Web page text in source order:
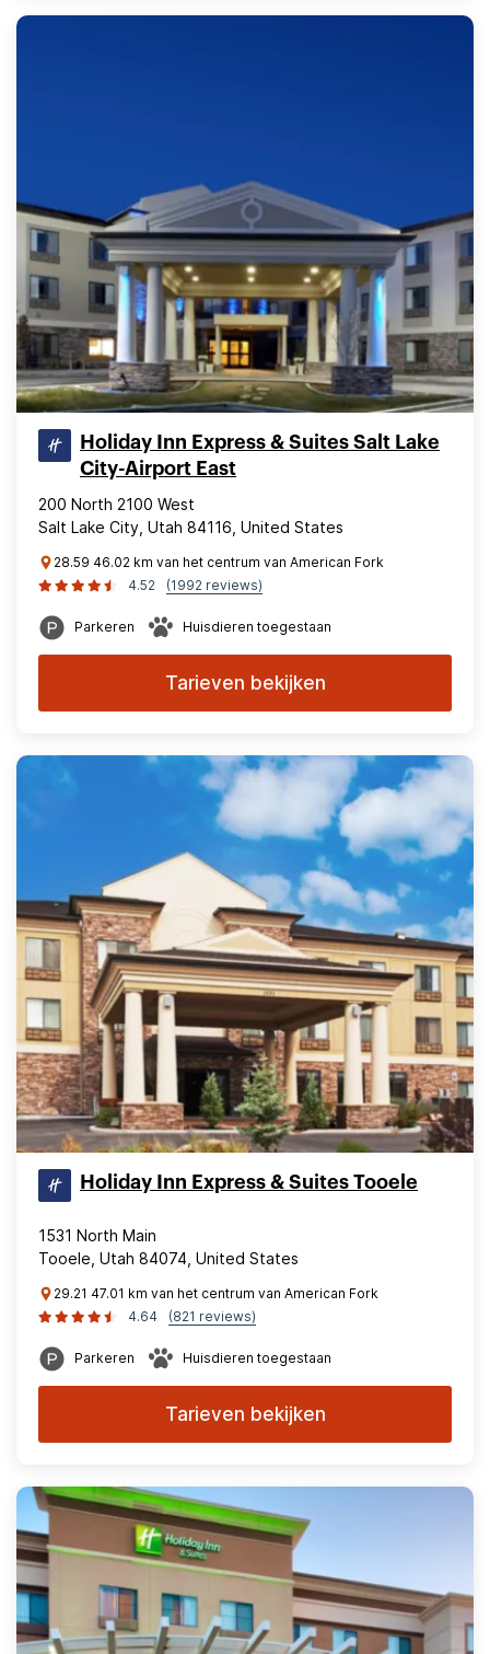
Holiday Inn Express & Suites Salt Lake
City-Airport East
200 North 2100 West
Salt Lake City, Utah 84116, United States
28.59 46.02 km van het centrum van American Fork
4.52
(1992 reviews)
Parkeren Huisdieren toegestaan
Tarieven bekijken
Holiday Inn Express & Suites Tooele
1531 North Main
Tooele, Utah 84074, United States
29.21 47.01 km van het centrum van American Fork
4.64
(821 reviews)
Parkeren Huisdieren toegestaan
Tarieven bekijken